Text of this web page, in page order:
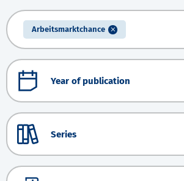
Arbeitsmarktchance
Year of publication
Series